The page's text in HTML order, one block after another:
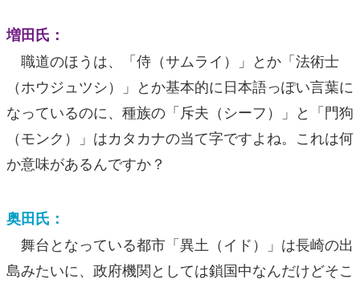
増田氏：
職道のほうは、「侍（サムライ）」とか「法術士
（ホウジュツシ）」とか基本的に日本語っぽい言葉に
なっているのに、種族の「斥夫（シーフ）」と「門狗
（モンク）」はカタカナの当て字ですよね。これは何
か意味があるんですか？
奥田氏：
舞台となっている都市「異土（イド）」は長崎の出
島みたいに、政府機関としては鎖国中なんだけどそこ